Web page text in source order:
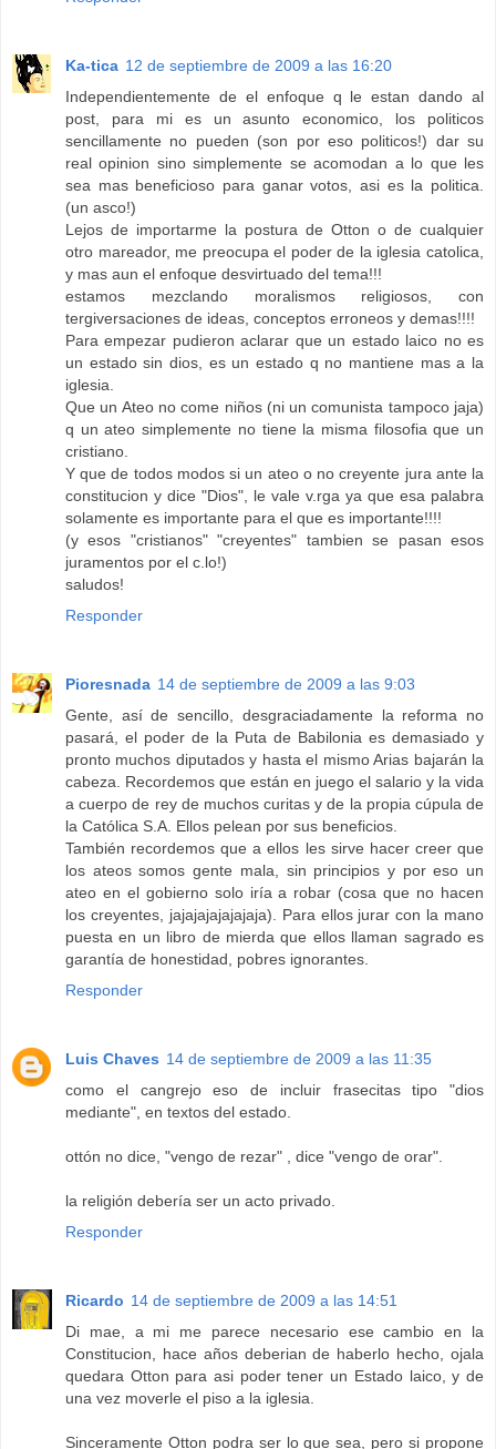
Ka-tica 12 de septiembre de 2009 a las 16:20
Independientemente de el enfoque q le estan dando al
post, para mi es un asunto economico, los politicos
sencillamente no pueden (son por eso politicos!) dar su
real opinion sino simplemente se acomodan a lo que les
sea mas beneficioso para ganar votos, asi es la politica.
(un asco!)
Lejos de importarme la postura de Otton o de cualquier
otro mareador, me preocupa el poder de la iglesia catolica,
y mas aun el enfoque desvirtuado del tema!!!
estamos mezclando moralismos religiosos, con
tergiversaciones de ideas, conceptos erroneos y demas!!!!
Para empezar pudieron aclarar que un estado laico no es
un estado sin dios, es un estado q no mantiene mas a la
iglesia.
Que un Ateo no come niños (ni un comunista tampoco jaja)
q un ateo simplemente no tiene la misma filosofia que un
cristiano.
Y que de todos modos si un ateo o no creyente jura ante la
constitucion y dice "Dios", le vale v.rga ya que esa palabra
solamente es importante para el que es importante!!!!
(y esos "cristianos" "creyentes" tambien se pasan esos
juramentos por el c.lo!)
saludos!
Responder
Pioresnada 14 de septiembre de 2009 a las 9:03
Gente, así de sencillo, desgraciadamente la reforma no
pasará, el poder de la Puta de Babilonia es demasiado y
pronto muchos diputados y hasta el mismo Arias bajarán la
cabeza. Recordemos que están en juego el salario y la vida
a cuerpo de rey de muchos curitas y de la propia cúpula de
la Católica S.A. Ellos pelean por sus beneficios.
También recordemos que a ellos les sirve hacer creer que
los ateos somos gente mala, sin principios y por eso un
ateo en el gobierno solo iría a robar (cosa que no hacen
los creyentes, jajajajajajajaja). Para ellos jurar con la mano
puesta en un libro de mierda que ellos llaman sagrado es
garantía de honestidad, pobres ignorantes.
Responder
Luis Chaves 14 de septiembre de 2009 a las 11:35
como el cangrejo eso de incluir frasecitas tipo "dios
mediante", en textos del estado.
ottón no dice, "vengo de rezar" , dice "vengo de orar".
la religión debería ser un acto privado.
Responder
Ricardo 14 de septiembre de 2009 a las 14:51
Di mae, a mi me parece necesario ese cambio en la
Constitucion, hace años deberian de haberlo hecho, ojala
quedara Otton para asi poder tener un Estado laico, y de
una vez moverle el piso a la iglesia.
Sinceramente Otton podra ser lo que sea, pero si propone